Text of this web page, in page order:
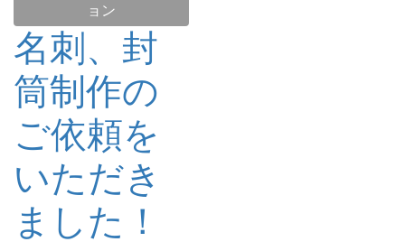
ョン
名刺、封
筒制作の
ご依頼を
いただき
ました！